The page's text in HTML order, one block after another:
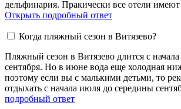
дельфинария. Пракически все отели имеют
Открыть подробный ответ
Когда пляжный сезон в Витязево?
Пляжный сезон в Витязево длится с
сентября. Но в июне вода еще холодная
поэтому если вы с малькими детьми, то
отдыхать с начала июля до середины
подробный ответ